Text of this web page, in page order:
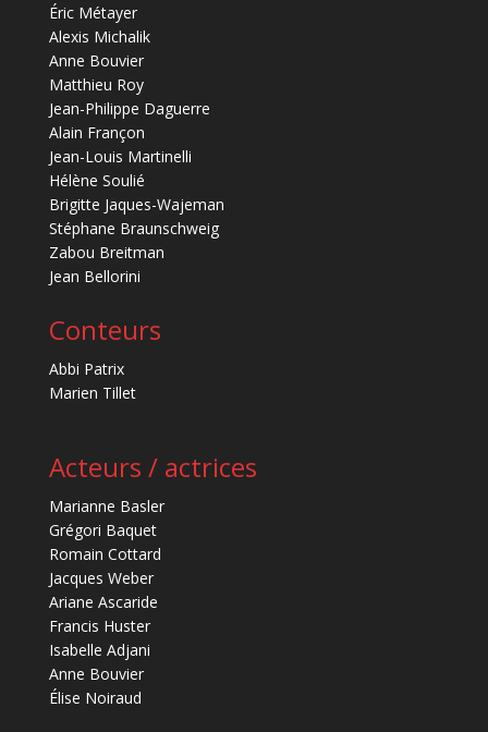
Éric Métayer
Alexis Michalik
Anne Bouvier
Matthieu Roy
Jean-Philippe Daguerre
Alain Françon
Jean-Louis Martinelli
Hélène Soulié
Brigitte Jaques-Wajeman
Stéphane Braunschweig
Zabou Breitman
Jean Bellorini
Conteurs
Abbi Patrix
Marien Tillet
Acteurs / actrices
Marianne Basler
Grégori Baquet
Romain Cottard
Jacques Weber
Ariane Ascaride
Francis Huster
Isabelle Adjani
Anne Bouvier
Élise Noiraud